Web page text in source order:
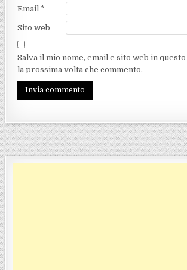
Email *
Sito web
Salva il mio nome, email e sito web in
la prossima volta che commento.